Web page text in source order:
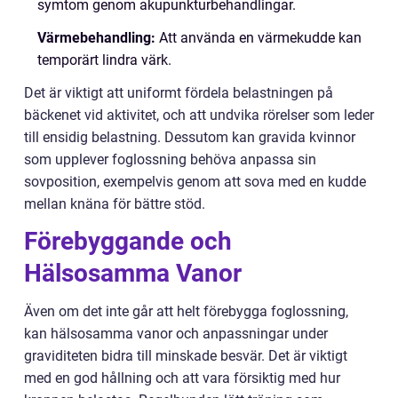
symtom genom akupunkturbehandlingar.
Värmebehandling: Att använda en värmekudde kan
temporärt lindra värk.
Det är viktigt att uniformt fördela belastningen på
bäckenet vid aktivitet, och att undvika rörelser som leder
till ensidig belastning. Dessutom kan gravida kvinnor
som upplever foglossning behöva anpassa sin
sovposition, exempelvis genom att sova med en kudde
mellan knäna för bättre stöd.
Förebyggande och
Hälsosamma Vanor
Även om det inte går att helt förebygga foglossning,
kan hälsosamma vanor och anpassningar under
graviditeten bidra till minskade besvär. Det är viktigt
med en god hållning och att vara försiktig med hur